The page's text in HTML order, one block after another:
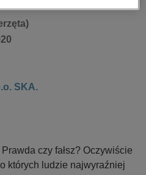
SKA.
czy fałsz? Oczywiście
których ludzie najwyraźniej